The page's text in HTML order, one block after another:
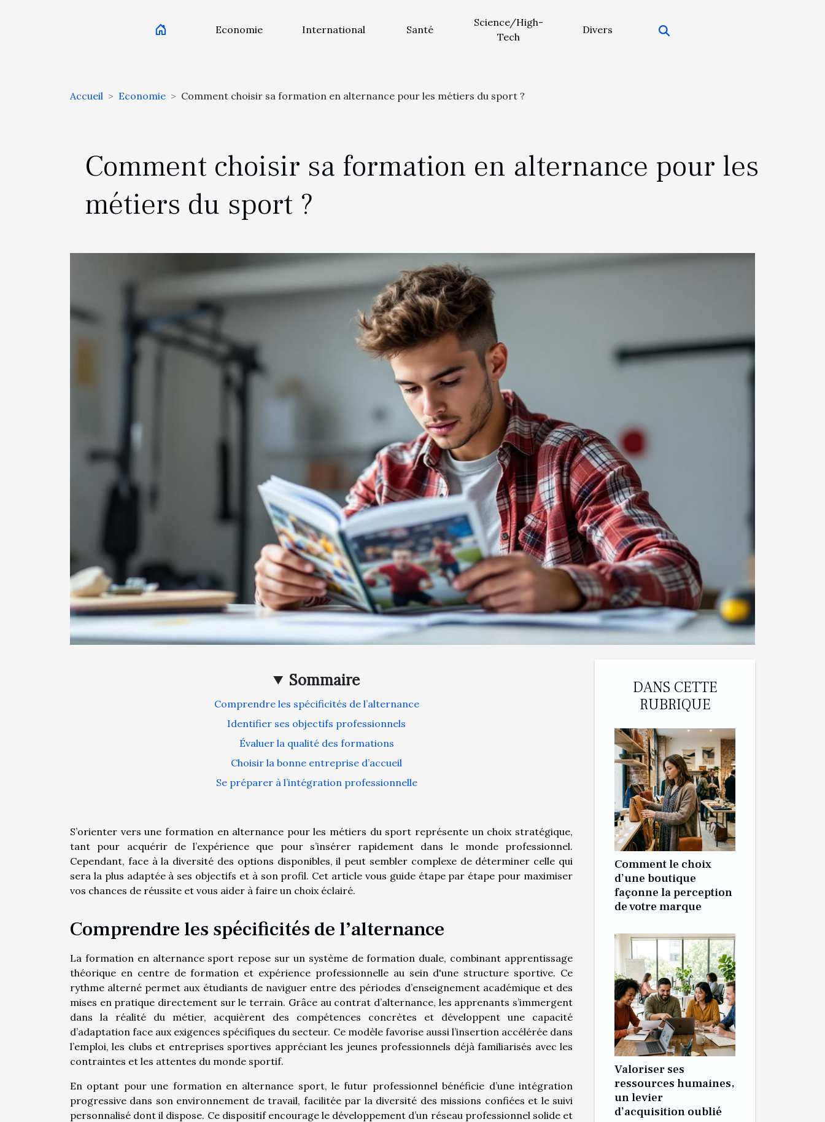
Economie International Santé
Science/High-
Tech
Divers
Accueil Economie Comment choisir sa formation en alternance pour les métiers du sport ?
Comment choisir sa formation en alternance pour les
métiers du sport ?
Sommaire
Comprendre les spécificités de l’alternance
Identifier ses objectifs professionnels
Évaluer la qualité des formations
Choisir la bonne entreprise d’accueil
Se préparer à l’intégration professionnelle
S’orienter vers une formation en alternance pour les métiers du sport représente un choix stratégique,
tant pour acquérir de l’expérience que pour s’insérer rapidement dans le monde professionnel.
Cependant, face à la diversité des options disponibles, il peut sembler complexe de déterminer celle qui
sera la plus adaptée à ses objectifs et à son profil. Cet article vous guide étape par étape pour maximiser
vos chances de réussite et vous aider à faire un choix éclairé.
Comprendre les spécificités de l’alternance
La formation en alternance sport repose sur un système de formation duale, combinant apprentissage
théorique en centre de formation et expérience professionnelle au sein d'une structure sportive. Ce
rythme alterné permet aux étudiants de naviguer entre des périodes d’enseignement académique et des
mises en pratique directement sur le terrain. Grâce au contrat d’alternance, les apprenants s’immergent
dans la réalité du métier, acquièrent des compétences concrètes et développent une capacité
d’adaptation face aux exigences spécifiques du secteur. Ce modèle favorise aussi l’insertion accélérée dans
l’emploi, les clubs et entreprises sportives appréciant les jeunes professionnels déjà familiarisés avec les
contraintes et les attentes du monde sportif.
En optant pour une formation en alternance sport, le futur professionnel bénéficie d’une intégration
progressive dans son environnement de travail, facilitée par la diversité des missions confiées et le suivi
personnalisé dont il dispose. Ce dispositif encourage le développement d’un réseau professionnel solide et
DANS CETTE
RUBRIQUE
Comment le choix
d’une boutique
façonne la perception
de votre marque
Valoriser ses
ressources humaines,
un levier
d’acquisition oublié